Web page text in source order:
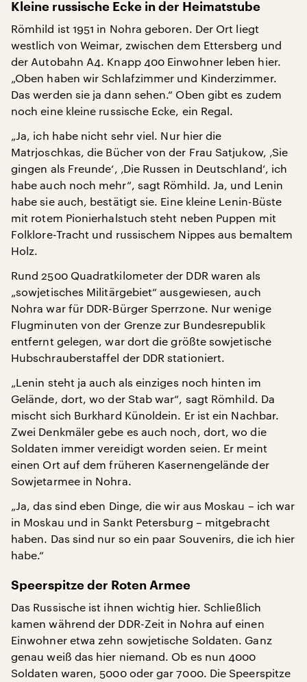
Kleine russische Ecke in der Heimatstube
Römhild ist 1951 in Nohra geboren. Der Ort liegt
westlich von Weimar, zwischen dem Ettersberg und
der Autobahn A4. Knapp 400 Einwohner leben hier.
„Oben haben wir Schlafzimmer und Kinderzimmer.
Das werden sie ja dann sehen.“ Oben gibt es zudem
noch eine kleine russische Ecke, ein Regal.
„Ja, ich habe nicht sehr viel. Nur hier die
Matrjoschkas, die Bücher von der Frau Satjukow, ‚Sie
gingen als Freunde‘, ‚Die Russen in Deutschland‘, ich
habe auch noch mehr“, sagt Römhild. Ja, und Lenin
habe sie auch, bestätigt sie. Eine kleine Lenin-Büste
mit rotem Pionierhalstuch steht neben Puppen mit
Folklore-Tracht und russischem Nippes aus bemaltem
Holz.
Rund 2500 Quadratkilometer der DDR waren als
„sowjetisches Militärgebiet“ ausgewiesen, auch
Nohra war für DDR-Bürger Sperrzone. Nur wenige
Flugminuten von der Grenze zur Bundesrepublik
entfernt gelegen, war dort die größte sowjetische
Hubschrauberstaffel der DDR stationiert.
„Lenin steht ja auch als einziges noch hinten im
Gelände, dort, wo der Stab war“, sagt Römhild. Da
mischt sich Burkhard Künoldein. Er ist ein Nachbar.
Zwei Denkmäler gebe es auch noch, dort, wo die
Soldaten immer vereidigt worden seien. Er meint
einen Ort auf dem früheren Kasernengelände der
Sowjetarmee in Nohra.
„Ja, das sind eben Dinge, die wir aus Moskau – ich war
in Moskau und in Sankt Petersburg – mitgebracht
haben. Das sind nur so ein paar Souvenirs, die ich hier
habe.“
Speerspitze der Roten Armee
Das Russische ist ihnen wichtig hier. Schließlich
kamen während der DDR-Zeit in Nohra auf einen
Einwohner etwa zehn sowjetische Soldaten. Ganz
genau weiß das hier niemand. Ob es nun 4000
Soldaten waren, 5000 oder gar 7000. Die Speerspitze